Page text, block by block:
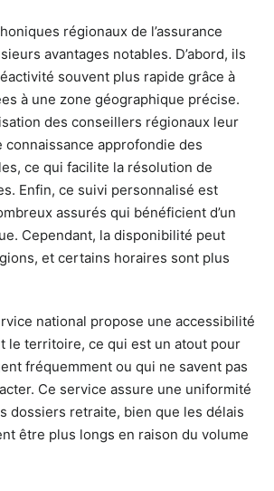
régionaux de l’assurance
avantages notables. D’abord, ils
souvent plus rapide grâce à
à une zone géographique précise.
des conseillers régionaux leur
connaissance approfondie des
ce qui facilite la résolution de
Enfin, ce suivi personnalisé est
assurés qui bénéficient d’un
Cependant, la disponibilité peut
et certains horaires sont plus
national propose une accessibilité
le territoire, ce qui est un atout pour
fréquemment ou qui ne savent pas
Ce service assure une uniformité
dossiers retraite, bien que les délais
être plus longs en raison du volume